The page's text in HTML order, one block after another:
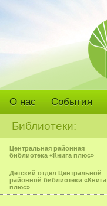
О нас События
Библиотеки:
Центральная районная
библиотека «Книга плюс»
Детский отдел Центральной
районной библиотеки «Книга
плюс»